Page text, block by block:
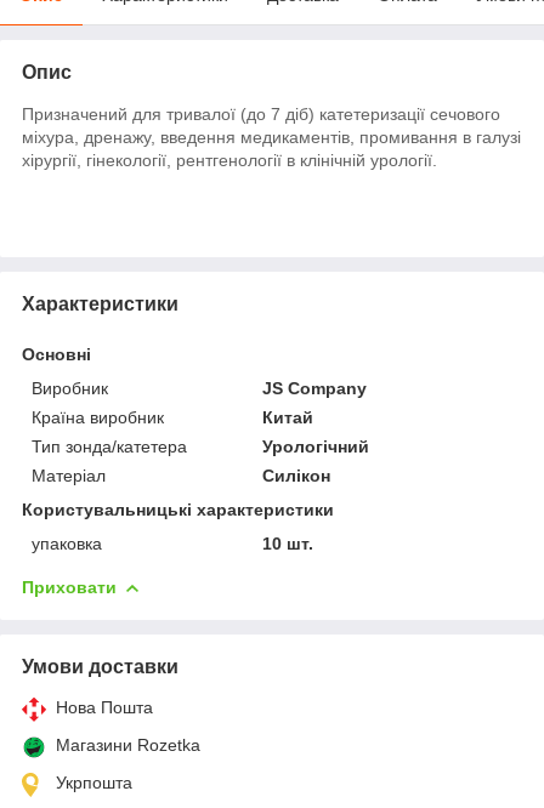
Опис
Призначений для тривалої (до 7 діб) катетеризації сечового
міхура, дренажу, введення медикаментів, промивання в галузі
хірургії, гінекології, рентгенології в клінічній урології.
Характеристики
Основні
Виробник
JS Company
Країна виробник
Китай
Тип зонда/катетера
Урологічний
Матеріал
Силікон
Користувальницькі характеристики
упаковка
10 шт.
Приховати
Умови доставки
Нова Пошта
Магазини Rozetka
Укрпошта